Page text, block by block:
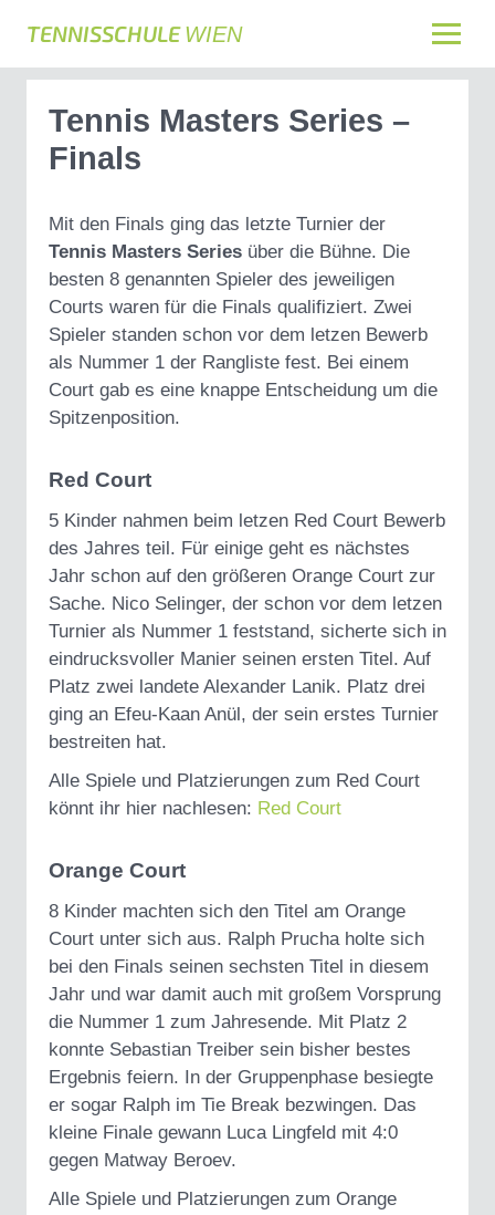
TENNISSCHULEWIEN
Tennis Masters Series –
Finals
Mit den Finals ging das letzte Turnier der
Tennis Masters Series über die Bühne. Die
besten 8 genannten Spieler des jeweiligen
Courts waren für die Finals qualifiziert. Zwei
Spieler standen schon vor dem letzen Bewerb
als Nummer 1 der Rangliste fest. Bei einem
Court gab es eine knappe Entscheidung um die
Spitzenposition.
Red Court
5 Kinder nahmen beim letzen Red Court Bewerb
des Jahres teil. Für einige geht es nächstes
Jahr schon auf den größeren Orange Court zur
Sache. Nico Selinger, der schon vor dem letzen
Turnier als Nummer 1 feststand, sicherte sich in
eindrucksvoller Manier seinen ersten Titel. Auf
Platz zwei landete Alexander Lanik. Platz drei
ging an Efeu-Kaan Anül, der sein erstes Turnier
bestreiten hat.
Alle Spiele und Platzierungen zum Red Court
könnt ihr hier nachlesen: Red Court
Orange Court
8 Kinder machten sich den Titel am Orange
Court unter sich aus. Ralph Prucha holte sich
bei den Finals seinen sechsten Titel in diesem
Jahr und war damit auch mit großem Vorsprung
die Nummer 1 zum Jahresende. Mit Platz 2
konnte Sebastian Treiber sein bisher bestes
Ergebnis feiern. In der Gruppenphase besiegte
er sogar Ralph im Tie Break bezwingen. Das
kleine Finale gewann Luca Lingfeld mit 4:0
gegen Matway Beroev.
Alle Spiele und Platzierungen zum Orange